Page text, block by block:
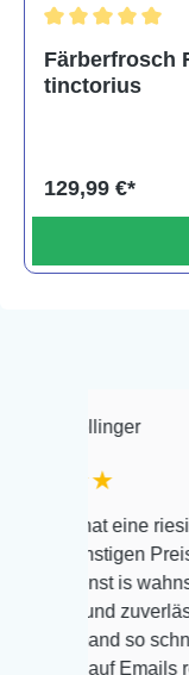
Färberfrosch
tinctorius
129,99 €*
eine riesige Auswahl
Preisen. Der
is wahnsinnig
zuverlässig, noch
so schnell und
Emails reagiert wie